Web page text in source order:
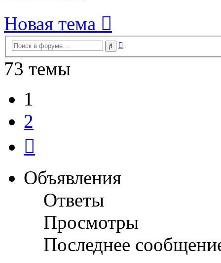
Новая тема
Поиск
73 темы
1
2
Объявления
Ответы
Просмотры
Последнее